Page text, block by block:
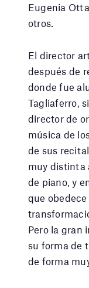
Eugenia
otros.
El director
después de
donde fue
Tagliaferro,
director de
música de
de sus
muy distinta
de piano, y
que
Pero la gran
su forma de
de forma